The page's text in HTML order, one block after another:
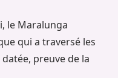
le Maralunga
qui a traversé les
preuve de la